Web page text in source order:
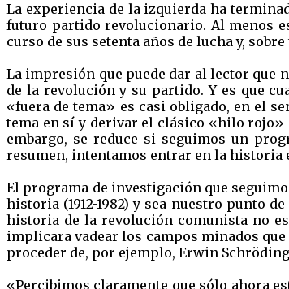
La experiencia de la izquierda ha
futuro partido revolucionario. Al menos
curso de sus setenta años de lucha y,
La impresión que puede dar al lector que
de la revolución y su partido. Y es que
«fuera de tema» es casi obligado, en el
tema en sí y derivar el clásico «hilo
embargo, se reduce si seguimos un
resumen, intentamos entrar en la
El programa de investigación que
historia (1912-1982) y sea nuestro punto
historia de la revolución comunista no
implicara vadear los campos minados
proceder de, por ejemplo, Erwin
«Percibimos claramente que sólo ahora